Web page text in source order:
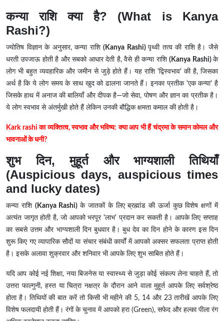
कन्या राशि क्या है? (What is Kanya
Rashi?)
ज्योतिष विज्ञान के अनुसार, कन्या राशि(Kanya Rashi)पृथ्वी तत्व की राशि है। जैसे
धरती उपजाऊ होती है और सबको आधार देती है, वैसे ही कन्या राशि(Kanya Rashi)के
लोग भी बहुत व्यवहारिक और जमीन से जुड़े होते हैं। यह राशि 'द्विस्वभाव' की है, जिसका
अर्थ है कि ये लोग समय के साथ खुद को ढालना जानते हैं। इनका प्रतीक 'एक कन्या' है
जिसके हाथ में अनाज की बालियाँ और दीपक है—जो सेवा, पोषण और ज्ञान का प्रतीक है।
ये लोग स्वभाव से अंतर्मुखी होते हैं लेकिन उनकी बौद्धिक क्षमता कमाल की होती है।
Kark rashi का व्यक्तित्व, स्वभाव और भविष्य: क्या आप भी हैं चंद्रमा के समान कोमल और
भावनाओं के धनी?
शुभ दिन, मुहूर्त और भाग्यशाली तिथियाँ
(Auspicious days, auspicious times
and lucky dates)
कन्या राशि (Kanya Rashi)के जातकों के लिए ब्रह्मांड की ऊर्जा कुछ विशेष क्षणों में
अत्यंत जागृत होती है, जो आपको भरपूर 'लाभ' प्रदान कर सकती है। आपके लिए सप्ताह
का सबसे उत्तम और भाग्यशाली दिन बुधवार है। बुध देव का दिन होने के कारण इस दिन
शुरू किए गए व्यापारिक सौदों या संचार संबंधी कार्यों में आपको अक्सर सफलता प्राप्त होती
है। इसके अलावा शुक्रवार और शनिवार भी आपके लिए शुभ साबित होते हैं।
यदि आप कोई नई शिक्षा, नया बिजनेस या स्वास्थ्य से जुड़ा कोई संकल्प लेना चाहते हैं, तो
उत्तरा फाल्गुनी, हस्त या चित्रा नक्षत्र के दौरान आने वाला मुहूर्त आपके लिए सर्वश्रेष्ठ
होता है। तिथियों की बात करें तो किसी भी महीने की 5, 14 और 23 तारीखें आपके लिए
विशेष फलदायी होती हैं। रंगों के चुनाव में आपको हरा (Green), सफेद और हल्का पीला रंग